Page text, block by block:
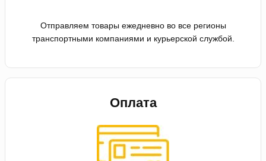
Отправляем товары ежедневно во все регионы
транспортными компаниями и курьерской службой.
Оплата